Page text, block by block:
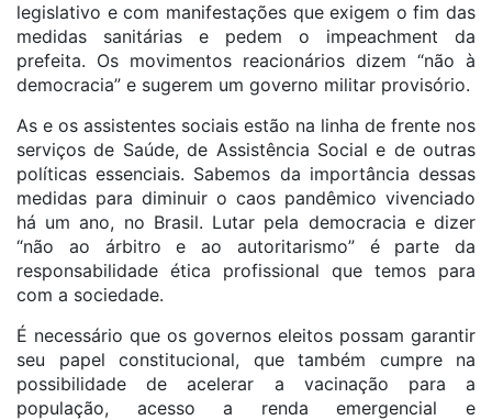
legislativo e com manifestações que exigem o fim das
medidas sanitárias e pedem o impeachment da
prefeita. Os movimentos reacionários dizem “não à
democracia” e sugerem um governo militar provisório.
As e os assistentes sociais estão na linha de frente nos
serviços de Saúde, de Assistência Social e de outras
políticas essenciais. Sabemos da importância dessas
medidas para diminuir o caos pandêmico vivenciado
há um ano, no Brasil. Lutar pela democracia e dizer
“não ao árbitro e ao autoritarismo” é parte da
responsabilidade ética profissional que temos para
com a sociedade.
É necessário que os governos eleitos possam garantir
seu papel constitucional, que também cumpre na
possibilidade de acelerar a vacinação para a
população, acesso a renda emergencial e